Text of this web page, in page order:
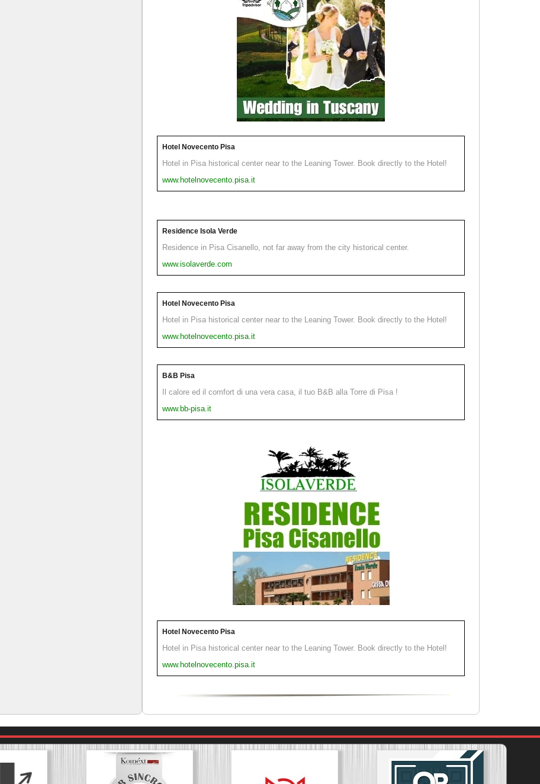
Hotel Novecento Pisa
Hotel in Pisa historical center near to the Leaning Tower. Book directly to the Hotel!
www.hotelnovecento.pisa.it
Residence Isola Verde
Residence in Pisa Cisanello, not far away from the city historical center.
www.isolaverde.com
Hotel Novecento Pisa
Hotel in Pisa historical center near to the Leaning Tower. Book directly to the Hotel!
www.hotelnovecento.pisa.it
B&B Pisa
Il calore ed il comfort di una vera casa, il tuo B&B alla Torre di Pisa !
www.bb-pisa.it
Hotel Novecento Pisa
Hotel in Pisa historical center near to the Leaning Tower. Book directly to the Hotel!
www.hotelnovecento.pisa.it